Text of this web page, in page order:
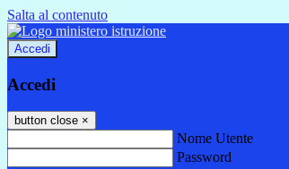
Salta al contenuto
Accedi
Accedi
button close ×
Nome Utente
Password